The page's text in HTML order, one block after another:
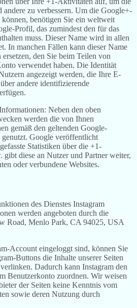
zu verbessern. Um die Google+-
benötigen Sie ein weltweit
Profil, das zumindest den für das
muss. Dieser Name wird in allen
In manchen Fällen kann dieser Name
den Sie beim Teilen von
verwendet haben. Die Identität
angezeigt werden, die Ihre E-
andere identifizierende
Neben den oben
werden die von Ihnen
gemäß den geltenden Google-
genutzt. Google veröffentlicht
Statistiken über die +1-
diese an Nutzer und Partner weiter,
oder verbundene Websites.
des Dienstes Instagram
werden angeboten durch die
Road, Menlo Park, CA 94025, USA
Account eingeloggt sind, können Sie
Buttons die Inhalte unserer Seiten
Dadurch kann Instagram den
Benutzerkonto zuordnen. Wir weisen
der Seiten keine Kenntnis vom
sowie deren Nutzung durch